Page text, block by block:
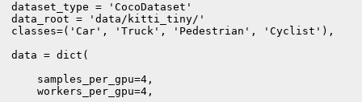
dataset_type = 'CocoDataset'
data_root = 'data/kitti_tiny/'
classes=('Car', 'Truck', 'Pedestrian', 'Cyclist'),
data = dict(
    samples_per_gpu=4,
    workers_per_gpu=4,